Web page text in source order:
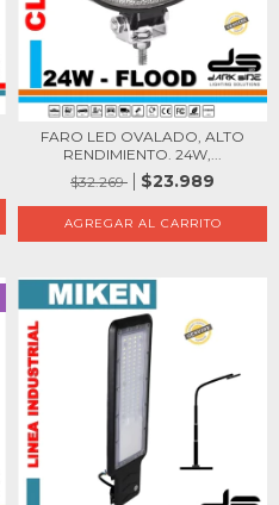
FARO LED OVALADO, ALTO
RENDIMIENTO. 24W,...
$32.269
$23.989